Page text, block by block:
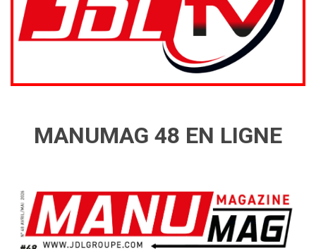
MANUMAG 48 EN LIGNE